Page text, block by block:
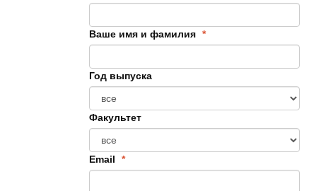
Ваше имя и фамилия *
Год выпуска
Факультет
Email *